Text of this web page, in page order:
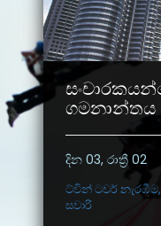
ගමනාන්තය
දින 03, රාත්‍රී 02
ට්වින් ටවර්
සවාරි